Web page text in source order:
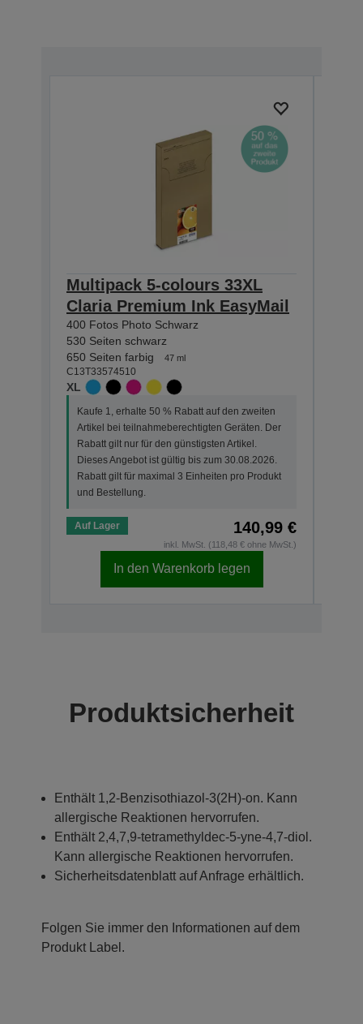
Multipack 5-colours 33XL
Claria Premium Ink EasyMail
400 Fotos Photo Schwarz
530 Seiten schwarz
650 Seiten farbig
47 ml
C13T33574510
XL
Kaufe 1, erhalte 50 % Rabatt auf den zweiten
Artikel bei teilnahmeberechtigten Geräten. Der
Rabatt gilt nur für den günstigsten Artikel.
Dieses Angebot ist gültig bis zum 30.08.2026.
Rabatt gilt für maximal 3 Einheiten pro Produkt
und Bestellung.
Auf Lager 140,99 €
inkl. MwSt. (118,48 € ohne MwSt.)
In den Warenkorb legen
Produktsicherheit
Enthält 1,2-Benzisothiazol-3(2H)-on. Kann
allergische Reaktionen hervorrufen.
Enthält 2,4,7,9-tetramethyldec-5-yne-4,7-diol.
Kann allergische Reaktionen hervorrufen.
Sicherheitsdatenblatt auf Anfrage erhältlich.
Folgen Sie immer den Informationen auf dem
Produkt Label.